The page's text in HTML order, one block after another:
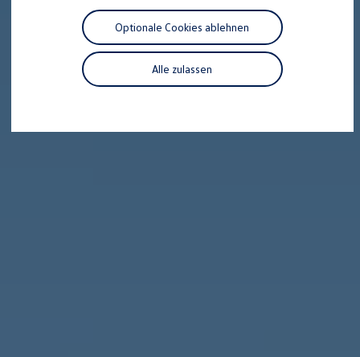
Motorenöl und Flüssigkeiten
Räder und Reifen
Pannen- und Unfallhilfe
Economy Service
Volkswagen Teile
Zubehör
Alle zulassen
Optionale Cookies ablehnen